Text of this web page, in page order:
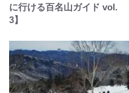
に行ける百名山ガイド vol.
3】